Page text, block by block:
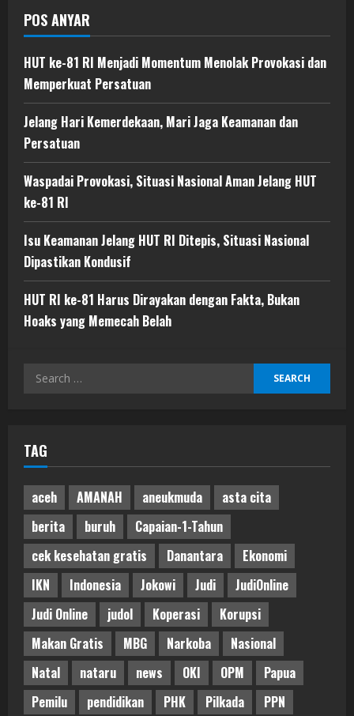
POS ANYAR
HUT ke-81 RI Menjadi Momentum Menolak Provokasi dan
Memperkuat Persatuan
Jelang Hari Kemerdekaan, Mari Jaga Keamanan dan
Persatuan
Waspadai Provokasi, Situasi Nasional Aman Jelang HUT
ke-81 RI
Isu Keamanan Jelang HUT RI Ditepis, Situasi Nasional
Dipastikan Kondusif
HUT RI ke-81 Harus Dirayakan dengan Fakta, Bukan
Hoaks yang Memecah Belah
Search
TAG
aceh AMANAH aneukmuda
asta cita
berita
buruh
Capaian-1-Tahun
cek kesehatan gratis
Danantara
Ekonomi
IKN
Indonesia Jokowi Judi
JudiOnline
Judi Online
judol Koperasi
Korupsi
Makan Gratis
MBG Narkoba
Nasional
Natal
nataru news OKI OPM
Papua
Pemilu
pendidikan PHK Pilkada PPN